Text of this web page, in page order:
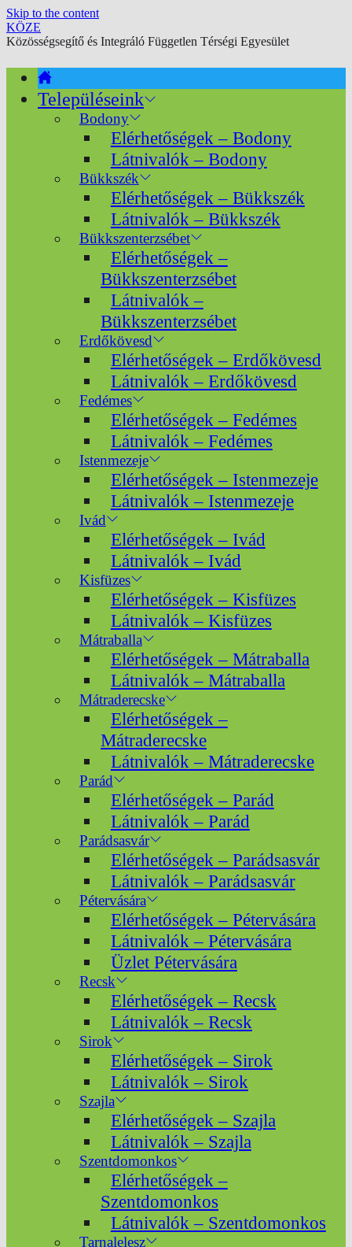
Skip to the content
KÖZE
Közösségsegítő és Integráló Független Térségi Egyesület
Településeink
Bodony
Elérhetőségek – Bodony
Látnivalók – Bodony
Bükkszék
Elérhetőségek – Bükkszék
Látnivalók – Bükkszék
Bükkszenterzsébet
Elérhetőségek –
Bükkszenterzsébet
Látnivalók –
Bükkszenterzsébet
Erdőkövesd
Elérhetőségek – Erdőkövesd
Látnivalók – Erdőkövesd
Fedémes
Elérhetőségek – Fedémes
Látnivalók – Fedémes
Istenmezeje
Elérhetőségek – Istenmezeje
Látnivalók – Istenmezeje
Ivád
Elérhetőségek – Ivád
Látnivalók – Ivád
Kisfüzes
Elérhetőségek – Kisfüzes
Látnivalók – Kisfüzes
Mátraballa
Elérhetőségek – Mátraballa
Látnivalók – Mátraballa
Mátraderecske
Elérhetőségek –
Mátraderecske
Látnivalók – Mátraderecske
Parád
Elérhetőségek – Parád
Látnivalók – Parád
Parádsasvár
Elérhetőségek – Parádsasvár
Látnivalók – Parádsasvár
Pétervására
Elérhetőségek – Pétervására
Látnivalók – Pétervására
Üzlet Pétervására
Recsk
Elérhetőségek – Recsk
Látnivalók – Recsk
Sirok
Elérhetőségek – Sirok
Látnivalók – Sirok
Szajla
Elérhetőségek – Szajla
Látnivalók – Szajla
Szentdomonkos
Elérhetőségek –
Szentdomonkos
Látnivalók – Szentdomonkos
Tarnalelesz